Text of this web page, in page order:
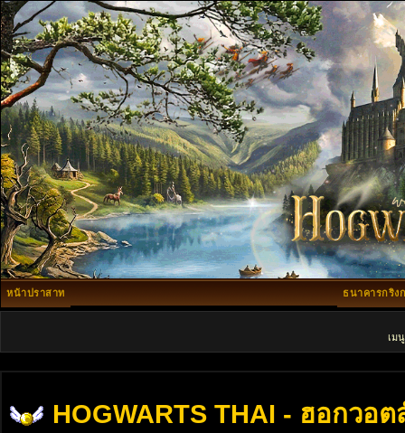
หน้าปราสาท ธนาคารกริง
เม
HOGWARTS THAI - ฮอกวอต